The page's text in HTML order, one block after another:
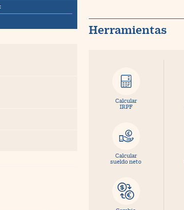
Herramientas
Calcular
IRPF
Calcular
sueldo neto